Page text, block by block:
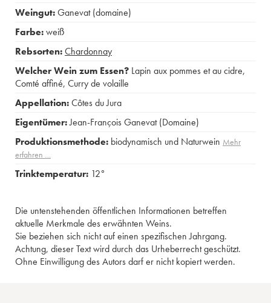
Weingut:Ganevat (domaine)
Farbe:weiß
Rebsorten:Chardonnay
Welcher Wein zum Essen? Lapin aux pommes et au cidre,
Comté affiné, Curry de volaille
Appellation:Côtes du Jura
Eigentümer:Jean-François Ganevat (Domaine)
Produktionsmethode: biodynamisch und Naturwein Mehr
erfahren …
Trinktemperatur: 12°
Die untenstehenden öffentlichen Informationen betreffen
aktuelle Merkmale des erwähnten Weins.
Sie beziehen sich nicht auf einen spezifischen Jahrgang.
Achtung, dieser Text wird durch das Urheberrecht geschützt.
Ohne Einwilligung des Autors darf er nicht kopiert werden.